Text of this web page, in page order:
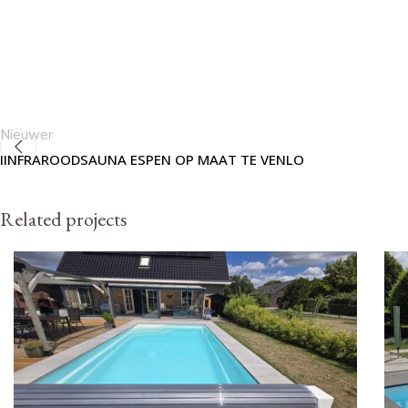
Nieuwer
IINFRAROODSAUNA ESPEN OP MAAT TE VENLO
Related projects